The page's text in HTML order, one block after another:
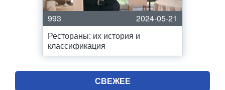
993
2024-05-21
Рестораны: их история и
классификация
СВЕЖЕЕ